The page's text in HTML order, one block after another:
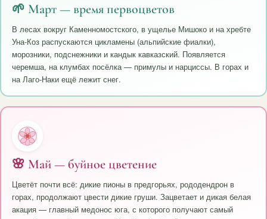
🌱 Март — время первоцветов
В лесах вокруг Каменномостского, в ущелье Мишоко и на хребте
Уна-Коз распускаются цикламены (альпийские фиалки),
морозники, подснежники и кандык кавказский. Появляется
черемша, на клумбах посёлка — примулы и нарциссы. В горах и
на Лаго-Наки ещё лежит снег.
🌸 Май — буйное цветение
Цветёт почти всё: дикие пионы в предгорьях, рододендрон в
горах, продолжают цвести дикие груши. Зацветает и дикая белая
акация — главный медонос юга, с которого получают самый